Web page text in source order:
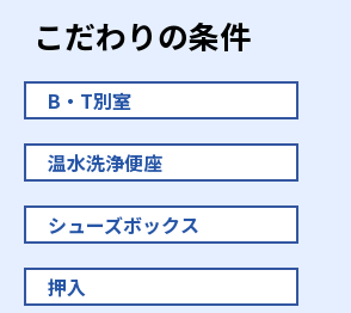
こだわりの条件
B・T別室
温水洗浄便座
シューズボックス
押入